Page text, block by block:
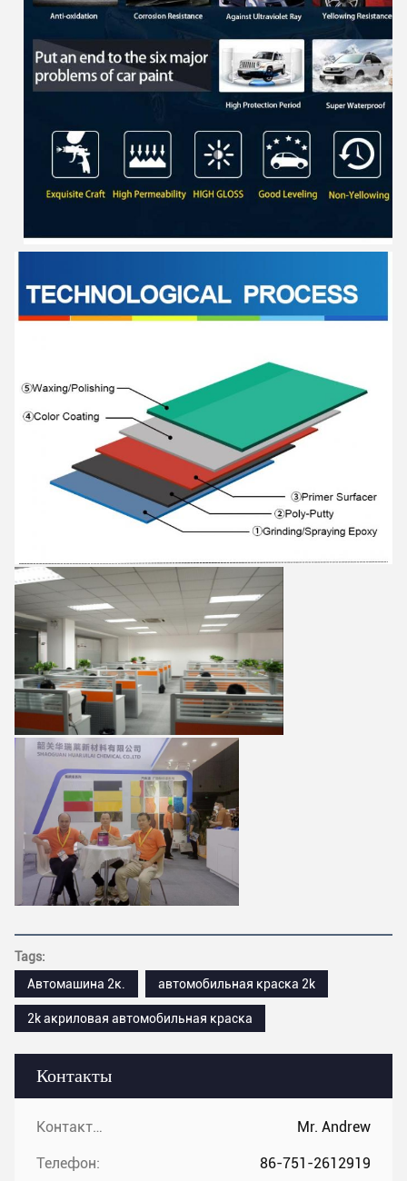
Контакты
Контакты: Mr. Andrew
Телефон: 86-751-2612919
Tags:
Автомашина 2к.
автомобильная краска 2k
2k акриловая автомобильная краска